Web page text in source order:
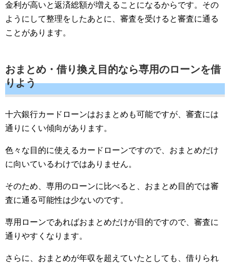
金利が高いと返済総額が増えることになるからです。その
ようにして整理をしたあとに、審査を受けると審査に通る
ことがあります。
おまとめ・借り換え目的なら専用のローンを借
りよう
十六銀行カードローンはおまとめも可能ですが、審査には
通りにくい傾向があります。
色々な目的に使えるカードローンですので、おまとめだけ
に向いているわけではありません。
そのため、専用のローンに比べると、おまとめ目的では審
査に通る可能性は少ないのです。
専用ローンであればおまとめだけが目的ですので、審査に
通りやすくなります。
さらに、おまとめが年収を超えていたとしても、借りられ